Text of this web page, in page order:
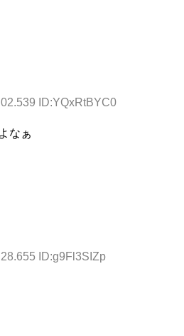
ID:YQxRtBYC0
なぁ
ID:g9Fl3SIZp